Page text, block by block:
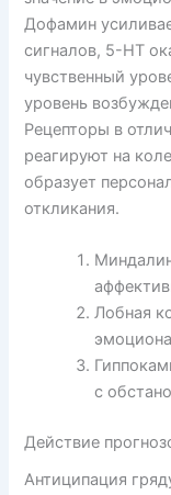
Дофамин
сигналов, 5-HT
чувственный
уровень
Рецепторы в
реагируют на
образует
откликания.
Лобная
с
Действие
Антиципация